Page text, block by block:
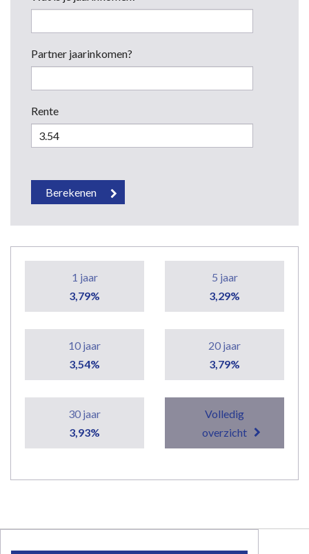
Partner jaarinkomen?
Rente
1 jaar
3,79%
5 jaar
3,29%
10 jaar
3,54%
20 jaar
3,79%
30 jaar
3,93%
Volledig
overzicht